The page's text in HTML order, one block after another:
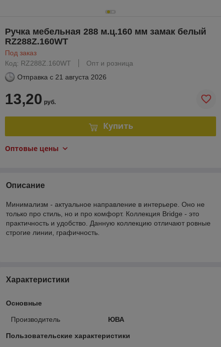
Ручка мебельная 288 м.ц.160 мм замак белый
RZ288Z.160WT
Под заказ
Код: RZ288Z.160WT
Опт и розница
Отправка с 21 августа 2026
13,20 руб.
Купить
Оптовые цены
Описание
Минимализм - актуальное направление в интерьере. Оно не
только про стиль, но и про комфорт. Коллекция Bridge - это
практичность и удобство. Данную коллекцию отличают ровные
строгие линии, графичность.
Характеристики
Основные
Производитель ЮВА
Пользовательские характеристики